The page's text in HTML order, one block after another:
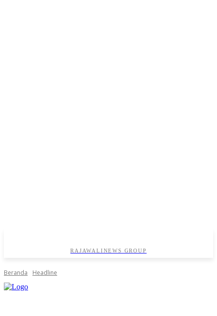
RAJAWALINEWS GROUP
Beranda Headline